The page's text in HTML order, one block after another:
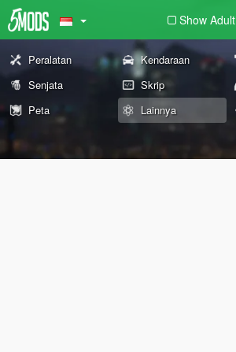
Show Adult
Peralatan Kendaraan
Senjata
Skrip
Peta
Lainnya